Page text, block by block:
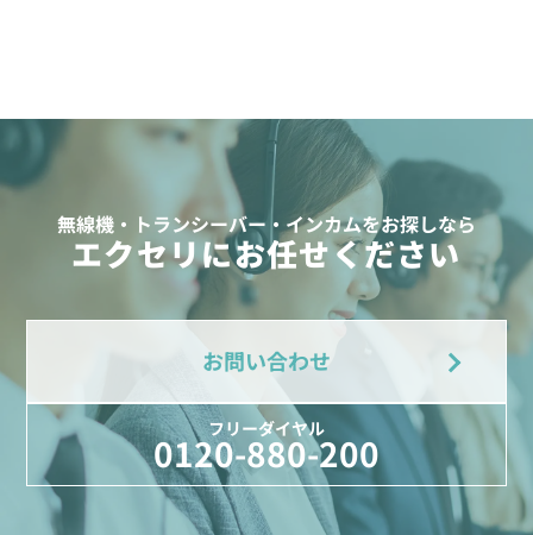
無線機・トランシーバー・インカムをお探しなら
エクセリにお任せください
お問い合わせ
フリーダイヤル
0120-880-200